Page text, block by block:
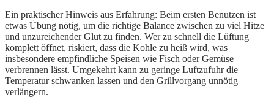
Ein praktischer Hinweis aus Erfahrung: Beim ersten Benutzen ist
etwas Übung nötig, um die richtige Balance zwischen zu viel Hitze
und unzureichender Glut zu finden. Wer zu schnell die Lüftung
komplett öffnet, riskiert, dass die Kohle zu heiß wird, was
insbesondere empfindliche Speisen wie Fisch oder Gemüse
verbrennen lässt. Umgekehrt kann zu geringe Luftzufuhr die
Temperatur schwanken lassen und den Grillvorgang unnötig
verlängern.